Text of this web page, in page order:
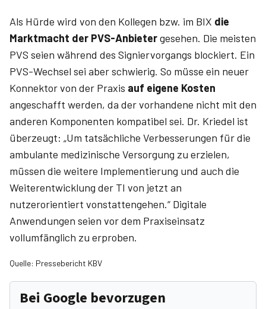
Als Hürde wird von den Kollegen bzw. im BIX die
Marktmacht der PVS-Anbietergesehen. Die meisten
PVS seien während des Signiervorgangs blockiert. Ein
PVS-Wechsel sei aber schwierig. So müsse ein neuer
Konnektor von der Praxis auf eigene Kosten
angeschafft werden, da der vorhandene nicht mit den
anderen Komponenten kompatibel sei. Dr. Kriedel ist
überzeugt: „Um tatsächliche Verbesserungen für die
ambulante medizinische Versorgung zu erzielen,
müssen die weitere Implementierung und auch die
Weiterentwicklung der TI von jetzt an
nutzerorientiert vonstattengehen.“ Digitale
Anwendungen seien vor dem Praxiseinsatz
vollumfänglich zu erproben.
Quelle: Pressebericht KBV
Bei Google bevorzugen